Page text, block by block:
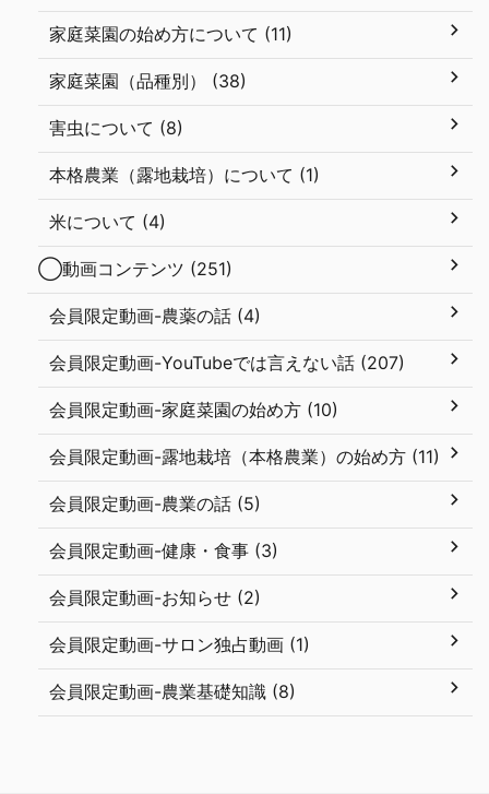
家庭菜園の始め方について (11)
家庭菜園（品種別） (38)
害虫について (8)
本格農業（露地栽培）について (1)
米について (4)
◯動画コンテンツ (251)
会員限定動画-農薬の話 (4)
会員限定動画-YouTubeでは言えない話 (207)
会員限定動画-家庭菜園の始め方 (10)
会員限定動画-露地栽培（本格農業）の始め方 (11)
会員限定動画-農業の話 (5)
会員限定動画-健康・食事 (3)
会員限定動画-お知らせ (2)
会員限定動画-サロン独占動画 (1)
会員限定動画-農業基礎知識 (8)